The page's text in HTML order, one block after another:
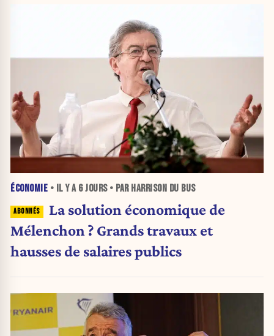
ÉCONOMIE • IL Y A 6 JOURS• PAR HARRISON DU BUS
La solution économique de
Mélenchon ? Grands travaux et
hausses de salaires publics